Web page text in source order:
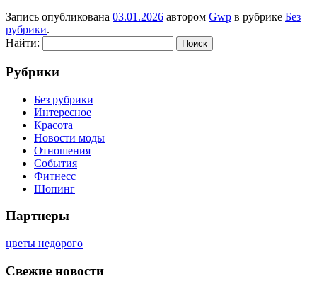
Запись опубликована 03.01.2026 автором Gwp в рубрике Без
рубрики.
Найти:
Рубрики
Без рубрики
Интересное
Красота
Новости моды
Отношения
События
Фитнесс
Шопинг
Партнеры
цветы недорого
Свежие новости